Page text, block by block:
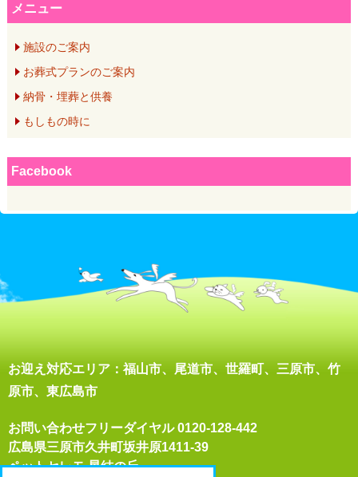
メニュー
施設のご案内
お葬式プランのご案内
納骨・埋葬と供養
もしもの時に
Facebook
お迎え対応エリア：福山市、尾道市、世羅町、三原市、竹
原市、東広島市
お問い合わせフリーダイヤル0120-128-442
広島県三原市久井町坂井原1411-39
ペットセレモ 星結の丘